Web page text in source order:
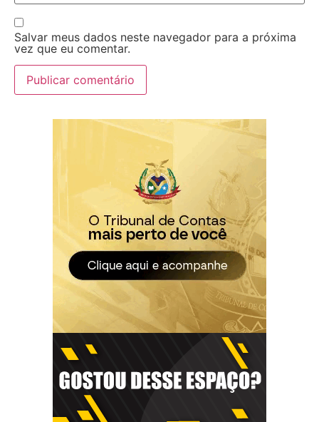
Salvar meus dados neste navegador para a próxima
vez que eu comentar.